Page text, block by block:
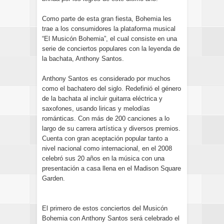
Como parte de esta gran fiesta, Bohemia les
trae a los consumidores la plataforma musical
“El Musicón Bohemia”, el cual consiste en una
serie de conciertos populares con la leyenda de
la bachata, Anthony Santos.
Anthony Santos es considerado por muchos
como el bachatero del siglo. Redefinió el género
de la bachata al incluir guitarra eléctrica y
saxofones, usando liricas y melodías
románticas. Con más de 200 canciones a lo
largo de su carrera artística y diversos premios.
Cuenta con gran aceptación popular tanto a
nivel nacional como internacional, en el 2008
celebró sus 20 años en la música con una
presentación a casa llena en el Madison Square
Garden.
El primero de estos conciertos del Musicón
Bohemia con Anthony Santos será celebrado el